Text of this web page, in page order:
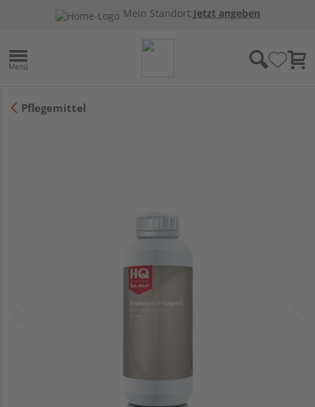
Mein Standort:Jetzt angeben
Pflegemittel